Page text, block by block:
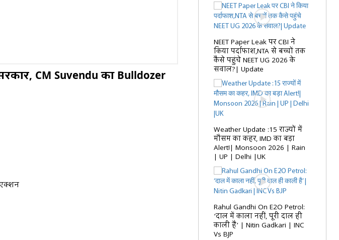
CM Suvendu का Bulldozer
NEET Paper Leak पर CBI ने
किया पर्दाफाश,NTA से बच्चों तक
कैसे पहुंचे NEET UG 2026 के
सवाल?| Update
Weather Update :15 राज्यों में
मौसम का कहर, IMD का बड़ा
Alert!| Monsoon 2026 | Rain
| UP | Delhi |UK
Rahul Gandhi On E2O Petrol:
‘दाल में काला नहीं, पूरी दाल ही
काली है’ | Nitin Gadkari | INC
Vs BJP